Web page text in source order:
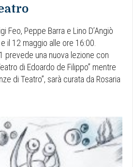
Feo, Peppe Barra e Lino D’Angiò
il 12 maggio alle ore 16:00.
prevede una nuova lezione con
di Edoardo de Filippo” mentre
di Teatro”, sarà curata da Rosaria